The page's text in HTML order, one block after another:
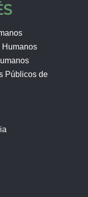
Humanos
Públicos de